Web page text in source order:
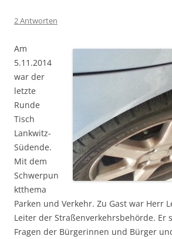
2 Antworten
Am
5.11.2014
war der
letzte
Runde
Tisch
Lankwitz-
Südende.
Mit dem
Schwerpun
ktthema
Parken und Verkehr. Zu Gast war Herr
Leiter der Straßenverkehrsbehörde. Er
Fragen der Bürgerinnen und Bürger